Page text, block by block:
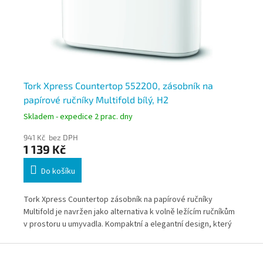
Tork Xpress Countertop 552200, zásobník na
papírové ručníky Multifold bílý, H2
Skladem - expedice 2 prac. dny
941 Kč bez DPH
1 139 Kč
Do košíku
Tork Xpress Countertop zásobník na papírové ručníky
Multifold je navržen jako alternativa k volně ležícím ručníkům
v prostoru u umyvadla. Kompaktní a elegantní design, který